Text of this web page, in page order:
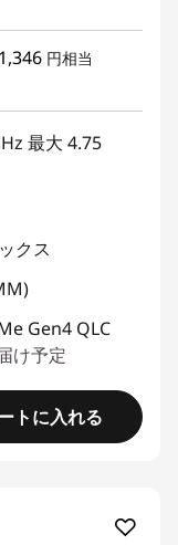
円相当
最大 4.75
クス
Gen4 QLC
け予定
トに入れる